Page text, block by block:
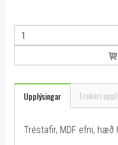
Upplýsingar Frekari
Tréstafir, MDF efni, hæð